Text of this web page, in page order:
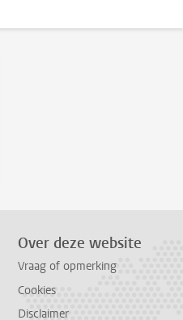
Over deze website
Vraag of opmerking
Cookies
Disclaimer